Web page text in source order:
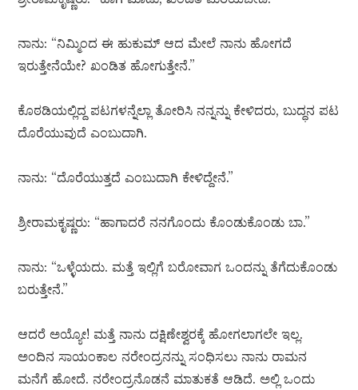
ನಾನು: “ನಿಮ್ಮಿಂದ ಈ ಹುಕುಮ್ ಆದ ಮೇಲೆ ನಾನು ಹೋಗದೆ
ಇರುತ್ತೇನೆಯೇ? ಖಂಡಿತ ಹೋಗುತ್ತೇನೆ.”
ಕೊಠಡಿಯಲ್ಲಿದ್ದ ಪಟಗಳನ್ನೆಲ್ಲಾ ತೋರಿಸಿ ನನ್ನನ್ನು ಕೇಳಿದರು, ಬುದ್ಧನ ಪಟ
ದೊರೆಯುವುದೆ ಎಂಬುದಾಗಿ.
ನಾನು: “ದೊರೆಯುತ್ತದೆ ಎಂಬುದಾಗಿ ಕೇಳಿದ್ದೇನೆ.”
ಶ್ರೀರಾಮಕೃಷ್ಣರು: “ಹಾಗಾದರೆ ನನಗೊಂದು ಕೊಂಡುಕೊಂಡು ಬಾ.”
ನಾನು: “ಒಳ್ಳೆಯದು. ಮತ್ತೆ ಇಲ್ಲಿಗೆ ಬರೋವಾಗ ಒಂದನ್ನು ತೆಗೆದುಕೊಂಡು
ಬರುತ್ತೇನೆ.”
ಆದರೆ ಅಯ್ಯೋ! ಮತ್ತೆ ನಾನು ದಕ್ಷಿಣೇಶ್ವರಕ್ಕೆ ಹೋಗಲಾಗಲೇ ಇಲ್ಲ.
ಅಂದಿನ ಸಾಯಂಕಾಲ ನರೇಂದ್ರನನ್ನು ಸಂಧಿಸಲು ನಾನು ರಾಮನ
ಮನೆಗೆ ಹೋದೆ. ನರೇಂದ್ರನೊಡನೆ ಮಾತುಕತೆ ಆಡಿದೆ. ಅಲ್ಲಿ ಒಂದು